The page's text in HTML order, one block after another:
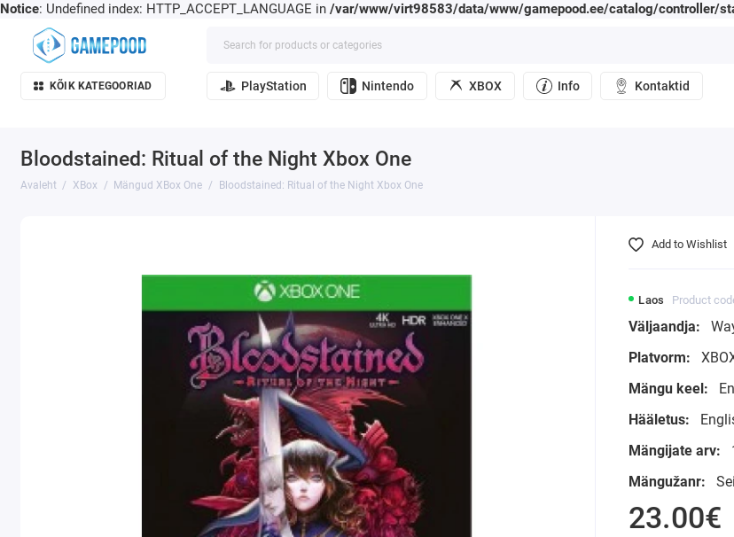
Notice: Undefined index: HTTP_ACCEPT_LANGUAGE in /var/www/virt98583/data/www/gamepood.ee/catalog/controller/
KÕIK KATEGOORIAD PlayStation Nintendo XBOX Info Kontaktid
Bloodstained: Ritual of the Night Xbox One
Avaleht XBox Mängud XBox One Bloodstained: Ritual of the Night Xbox One
Laos Product
Väljaandja:
Platvorm:
Mängu keel:
Hääletus:
Mängijate arv:
Mängužanr:
23.00€
Add to Wishlist